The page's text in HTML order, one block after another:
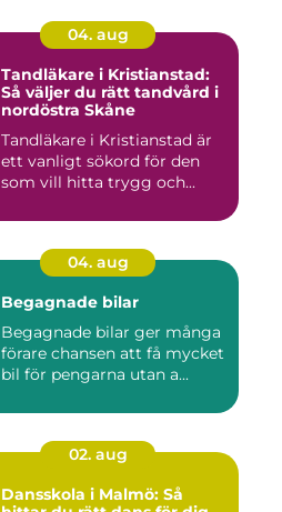
04. aug
Tandläkare i Kristianstad:
Så väljer du rätt tandvård i
nordöstra Skåne
Tandläkare i Kristianstad är
ett vanligt sökord för den
som vill hitta trygg och...
04. aug
Begagnade bilar
Begagnade bilar ger många
förare chansen att få mycket
bil för pengarna utan a...
02. aug
Dansskola i Malmö: Så